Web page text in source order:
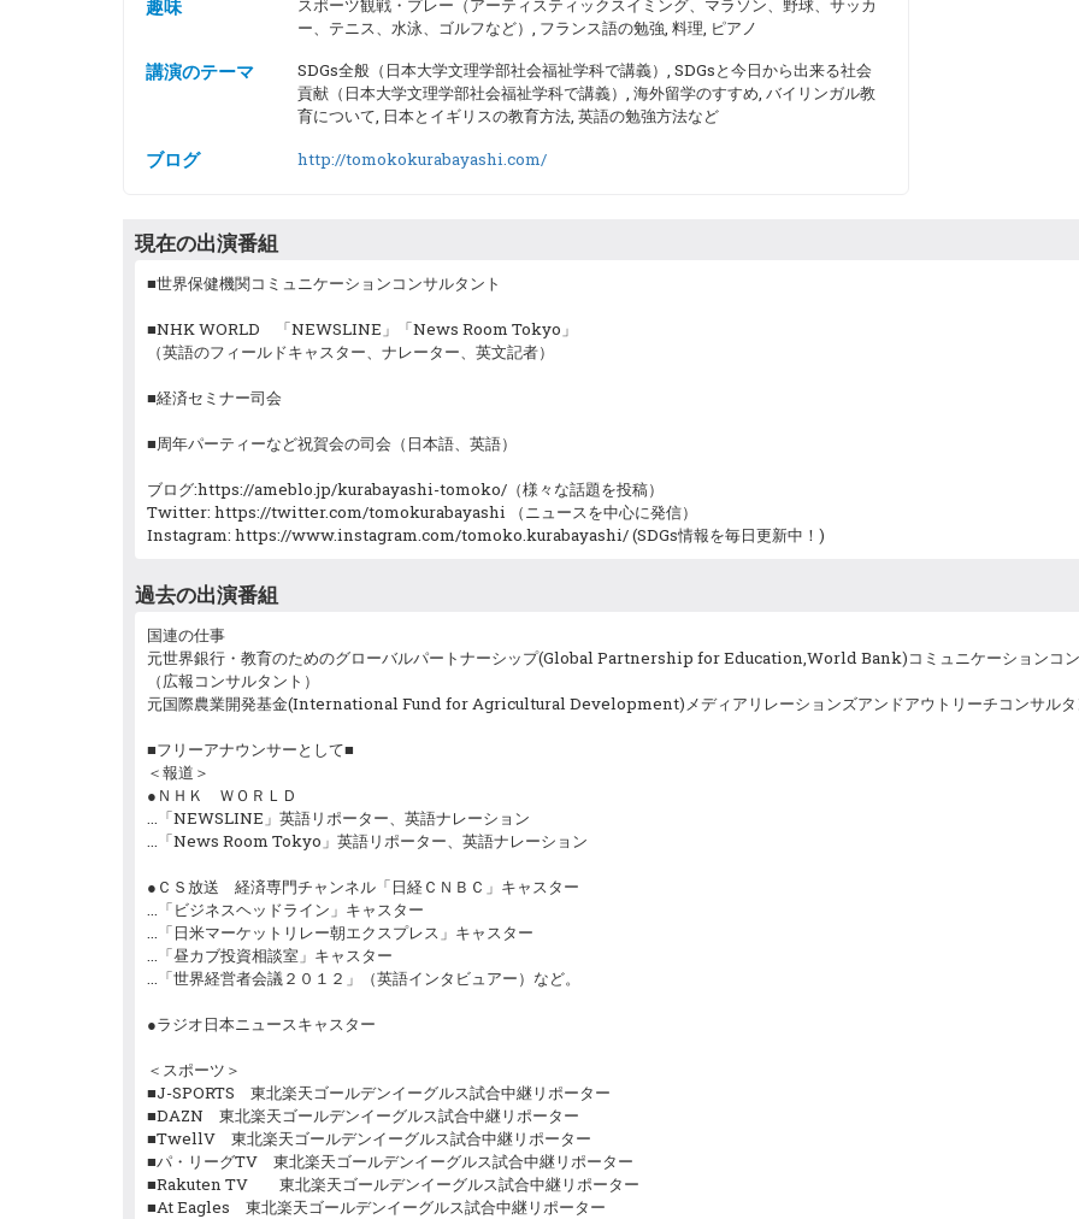
趣味
スポーツ観戦・プレー（アーティスティックスイミング、マラソン、野球、サッカ
ー、テニス、水泳、ゴルフなど）, フランス語の勉強, 料理, ピアノ
講演のテーマ
SDGs全般（日本大学文理学部社会福祉学科で講義）, SDGsと今日から出来る社会
貢献（日本大学文理学部社会福祉学科で講義）, 海外留学のすすめ, バイリンガル教
育について, 日本とイギリスの教育方法, 英語の勉強方法など
ブログ http://tomokokurabayashi.com/
現在の出演番組
■世界保健機関コミュニケーションコンサルタント
■NHK WORLD 「NEWSLINE」「News Room Tokyo」
（英語のフィールドキャスター、ナレーター、英文記者）
■経済セミナー司会
■周年パーティーなど祝賀会の司会（日本語、英語）
ブログ:https://ameblo.jp/kurabayashi-tomoko/（様々な話題を投稿）
Twitter: https://twitter.com/tomokurabayashi （ニュースを中心に発信）
Instagram: https://www.instagram.com/tomoko.kurabayashi/ (SDGs情報を毎日更新中！)
過去の出演番組
国連の仕事
元世界銀行・教育のためのグローバルパートナーシップ(Global Partnership for Education,World Bank)コミュニケーションコン
（広報コンサルタント）
元国際農業開発基金(International Fund for Agricultural Development)メディアリレーションズアンドアウトリーチコンサルタ
■フリーアナウンサーとして■
＜報道＞
●ＮＨＫ ＷＯＲＬＤ
…「NEWSLINE」英語リポーター、英語ナレーション
…「News Room Tokyo」英語リポーター、英語ナレーション
●ＣＳ放送 経済専門チャンネル「日経ＣＮＢＣ」キャスター
…「ビジネスヘッドライン」キャスター
…「日米マーケットリレー朝エクスプレス」キャスター
…「昼カブ投資相談室」キャスター
…「世界経営者会議２０１２」（英語インタビュアー）など。
●ラジオ日本ニュースキャスター
＜スポーツ＞
■J-SPORTS 東北楽天ゴールデンイーグルス試合中継リポーター
■DAZN 東北楽天ゴールデンイーグルス試合中継リポーター
■TwellV 東北楽天ゴールデンイーグルス試合中継リポーター
■パ・リーグTV 東北楽天ゴールデンイーグルス試合中継リポーター
■Rakuten TV 東北楽天ゴールデンイーグルス試合中継リポーター
■At Eagles 東北楽天ゴールデンイーグルス試合中継リポーター